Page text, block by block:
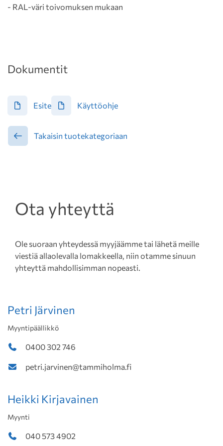
- RAL-väri toivomuksen mukaan
Dokumentit
Esite Käyttöohje
Takaisin tuotekategoriaan
Ota yhteyttä
Ole suoraan yhteydessä myyjäämme tai lähetä meille
viestiä allaolevalla lomakkeella, niin otamme sinuun
yhteyttä mahdollisimman nopeasti.
Petri Järvinen
Myyntipäällikkö
0400 302 746
petri.jarvinen@tammiholma.fi
Heikki Kirjavainen
Myynti
040 573 4902